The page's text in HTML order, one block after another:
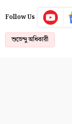
Follow Us
শুভেন্দু অধিকারী